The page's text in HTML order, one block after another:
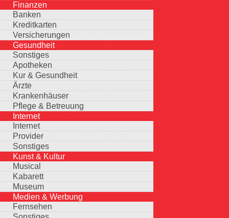
Finanzen
Banken
Kreditkarten
Versicherungen
Gesundheit
Sonstiges
Apotheken
Kur & Gesundheit
Ärzte
Krankenhäuser
Pflege & Betreuung
Internet
Internet
Provider
Sonstiges
Kunst & Kultur
Musical
Kabarett
Museum
Medien & Werbung
Fernsehen